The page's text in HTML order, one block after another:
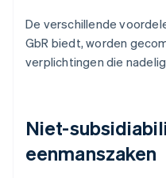
De verschillende
GbR biedt, worden
verplichtingen die
Niet-
eenmanszaken